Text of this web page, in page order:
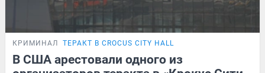
КРИМИНАЛ ТЕРАКТ В CROCUS CITY HALL
В США арестовали одного из